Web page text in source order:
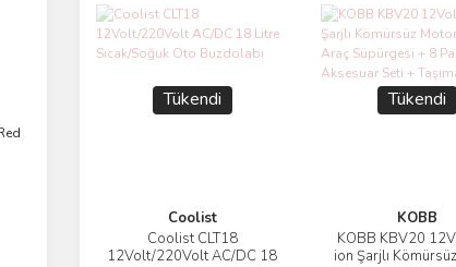
Tükendi
Coolist
Coolist CLT18
12Volt/220Volt AC/DC 18
İncele
Tükendi
KOBB
KOBB KBV20
ion Şarjlı
İncele